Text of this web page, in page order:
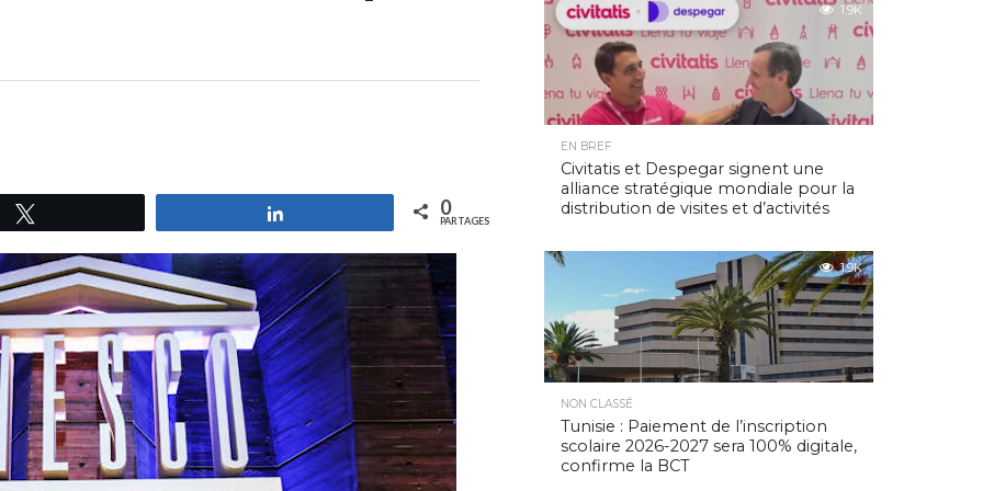
0
PARTAGES
1.9K
EN BREF
Civitatis et Despegar signent une
alliance stratégique mondiale pour la
distribution de visites et d’activités
1.9K
NON CLASSÉ
Tunisie : Paiement de l’inscription
scolaire 2026-2027 sera 100% digitale,
confirme la BCT